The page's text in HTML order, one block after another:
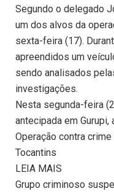
Segundo o delegado
um dos alvos da
sexta-feira (17).
apreendidos um
sendo analisados
investigações.
Nesta segunda-feira
antecipada em
Operação contra
Tocantins
LEIA MAIS
Grupo criminoso